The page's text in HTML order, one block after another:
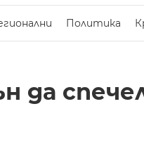
Политика
да